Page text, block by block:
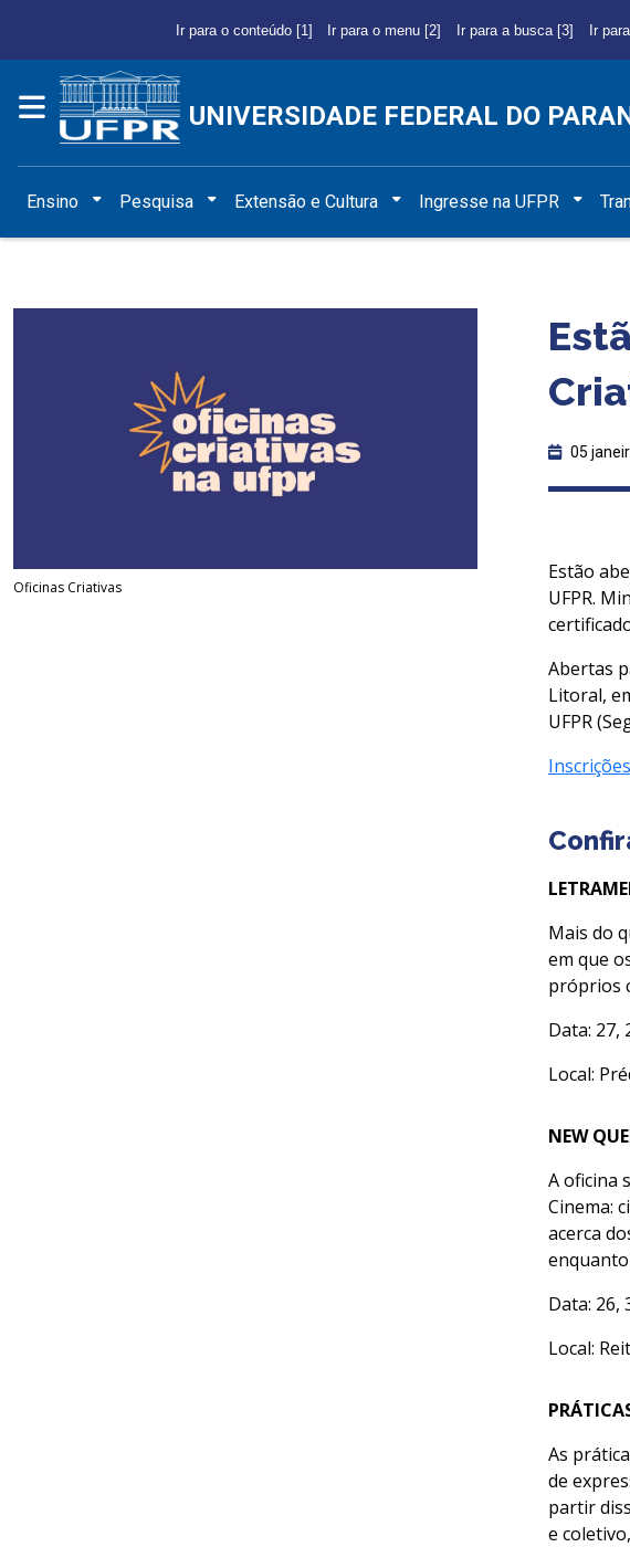
Ir para o conteúdo [1] Ir para o menu [2] Ir para a busca [3] Ir
UNIVERSIDADE FEDERAL DO
Ensino Pesquisa Extensão e Cultura Ingresse na UFPR
Oficinas Criativas
05
Estão
UFPR.
Abertas
Litoral,
UFPR
Mais do
em que
próprios
Data: 27,
Local:
NEW
A oficina
Cinema:
acerca
Data: 26,
Local:
As
de
partir
e